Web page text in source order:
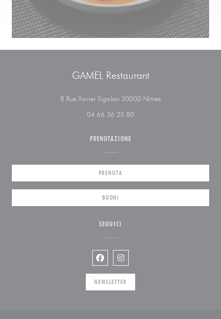
GAMEL Restaurant
8 Rue Xavier Sigalon 30000 Nîmes((apre una nuova
04 66 36 25 80
PRENOTAZIONE
PRENOTA
BUONI
SEGUICI
Facebook ((apre una nuova finestra))
Instagram ((apre una nuova
NEWSLETTER